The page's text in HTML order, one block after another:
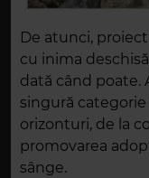
De atunci,
cu inima
dată când poate.
singură
orizonturi, de la
promovarea
sânge.